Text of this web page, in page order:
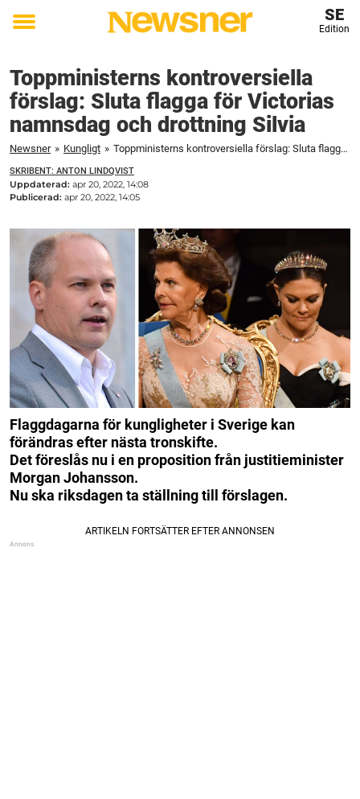
Toggle
SE
Edition
Toppministerns kontroversiella
förslag: Sluta flagga för Victorias
namnsdag och drottning Silvia
Newsner » Kungligt » Toppministerns kontroversiella förslag: Sluta flagga för Victorias namnsdag och drottning Silvia
SKRIBENT: ANTON LINDQVIST
Uppdaterad: apr 20, 2022, 14:08
Publicerad: apr 20, 2022, 14:05
Flaggdagarna för kungligheter i Sverige kan
förändras efter nästa tronskifte.
Det föreslås nu i en proposition från justitieminister
Morgan Johansson.
Nu ska riksdagen ta ställning till förslagen.